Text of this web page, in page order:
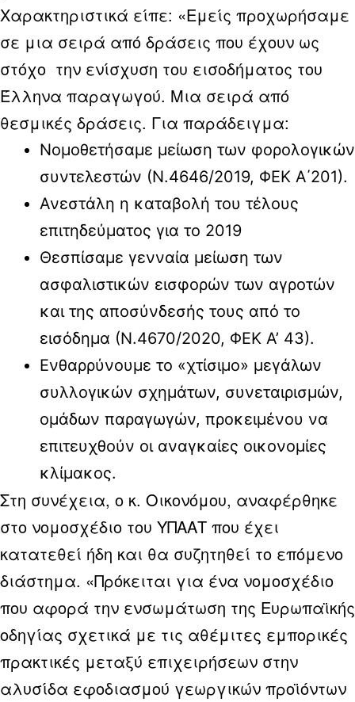
Χαρακτηριστικά είπε: «Εμείς προχωρήσαμε
σε μια σειρά από δράσεις που έχουν ως
στόχο την ενίσχυση του εισοδήματος του
Έλληνα παραγωγού. Μια σειρά από
θεσμικές δράσεις. Για παράδειγμα:
Νομοθετήσαμε μείωση των φορολογικών
συντελεστών (Ν.4646/2019, ΦΕΚ Α΄201).
Ανεστάλη η καταβολή του τέλους
επιτηδεύματος για το 2019
Θεσπίσαμε γενναία μείωση των
ασφαλιστικών εισφορών των αγροτών
και της αποσύνδεσής τους από το
εισόδημα (Ν.4670/2020, ΦΕΚ Α’ 43).
Ενθαρρύνουμε το «χτίσιμο» μεγάλων
συλλογικών σχημάτων, συνεταιρισμών,
ομάδων παραγωγών, προκειμένου να
επιτευχθούν οι αναγκαίες οικονομίες
κλίμακος.
Στη συνέχεια, ο κ. Οικονόμου, αναφέρθηκε
στο νομοσχέδιο του ΥΠΑΑΤ που έχει
κατατεθεί ήδη και θα συζητηθεί το επόμενο
διάστημα. «Πρόκειται για ένα νομοσχέδιο
που αφορά την ενσωμάτωση της Ευρωπαϊκής
οδηγίας σχετικά με τις αθέμιτες εμπορικές
πρακτικές μεταξύ επιχειρήσεων στην
αλυσίδα εφοδιασμού γεωργικών προϊόντων